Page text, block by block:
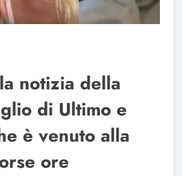
notizia della
di Ultimo e
è venuto alla
ore